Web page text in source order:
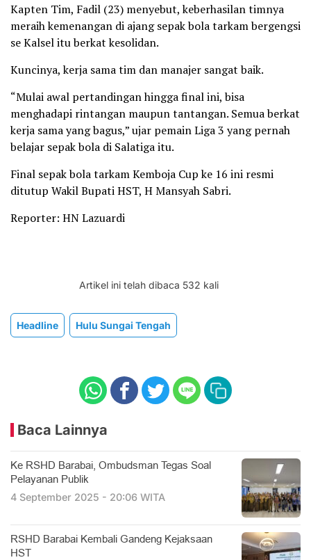
Kapten Tim, Fadil (23) menyebut, keberhasilan timnya
meraih kemenangan di ajang sepak bola tarkam bergengsi
se Kalsel itu berkat kesolidan.
Kuncinya, kerja sama tim dan manajer sangat baik.
“Mulai awal pertandingan hingga final ini, bisa
menghadapi rintangan maupun tantangan. Semua berkat
kerja sama yang bagus,” ujar pemain Liga 3 yang pernah
belajar sepak bola di Salatiga itu.
Final sepak bola tarkam Kemboja Cup ke 16 ini resmi
ditutup Wakil Bupati HST, H Mansyah Sabri.
Reporter: HN Lazuardi
Artikel ini telah dibaca 532 kali
Headline Hulu Sungai Tengah
Baca Lainnya
Ke RSHD Barabai, Ombudsman Tegas Soal
Pelayanan Publik
4 September 2025 - 20:06 WITA
RSHD Barabai Kembali Gandeng Kejaksaan
HST